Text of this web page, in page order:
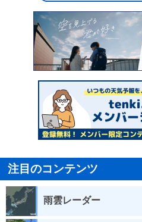
注目のコンテンツ
雨雲レーダー